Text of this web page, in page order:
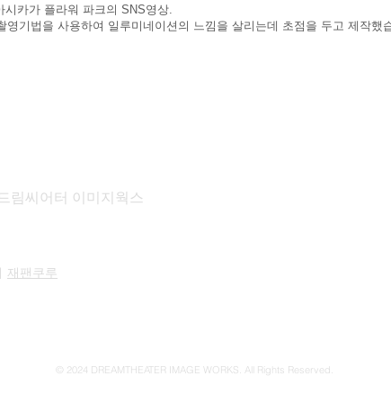
카가 플라워 파크의 SNS영상.
기법을 사용하여 일루미네이션의 느낌을 살리는데 초점을 두고 제작했
림씨어터 이미지웍스
재팬쿠루
© 2024 DREAMTHEATER IMAGE WORKS. All Rights Reserved.